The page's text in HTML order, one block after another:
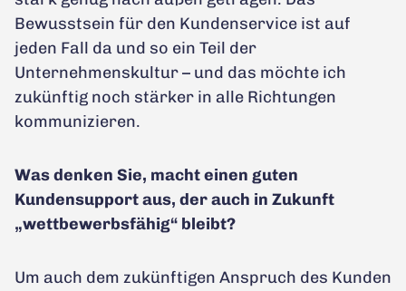
Bewusstsein für den Kundenservice ist auf
jeden Fall da und so ein Teil der
Unternehmenskultur – und das möchte ich
zukünftig noch stärker in alle Richtungen
kommunizieren.
Was denken Sie, macht einen guten
Kundensupport aus, der auch in Zukunft
„wettbewerbsfähig“ bleibt?
Um auch dem zukünftigen Anspruch des Kunden